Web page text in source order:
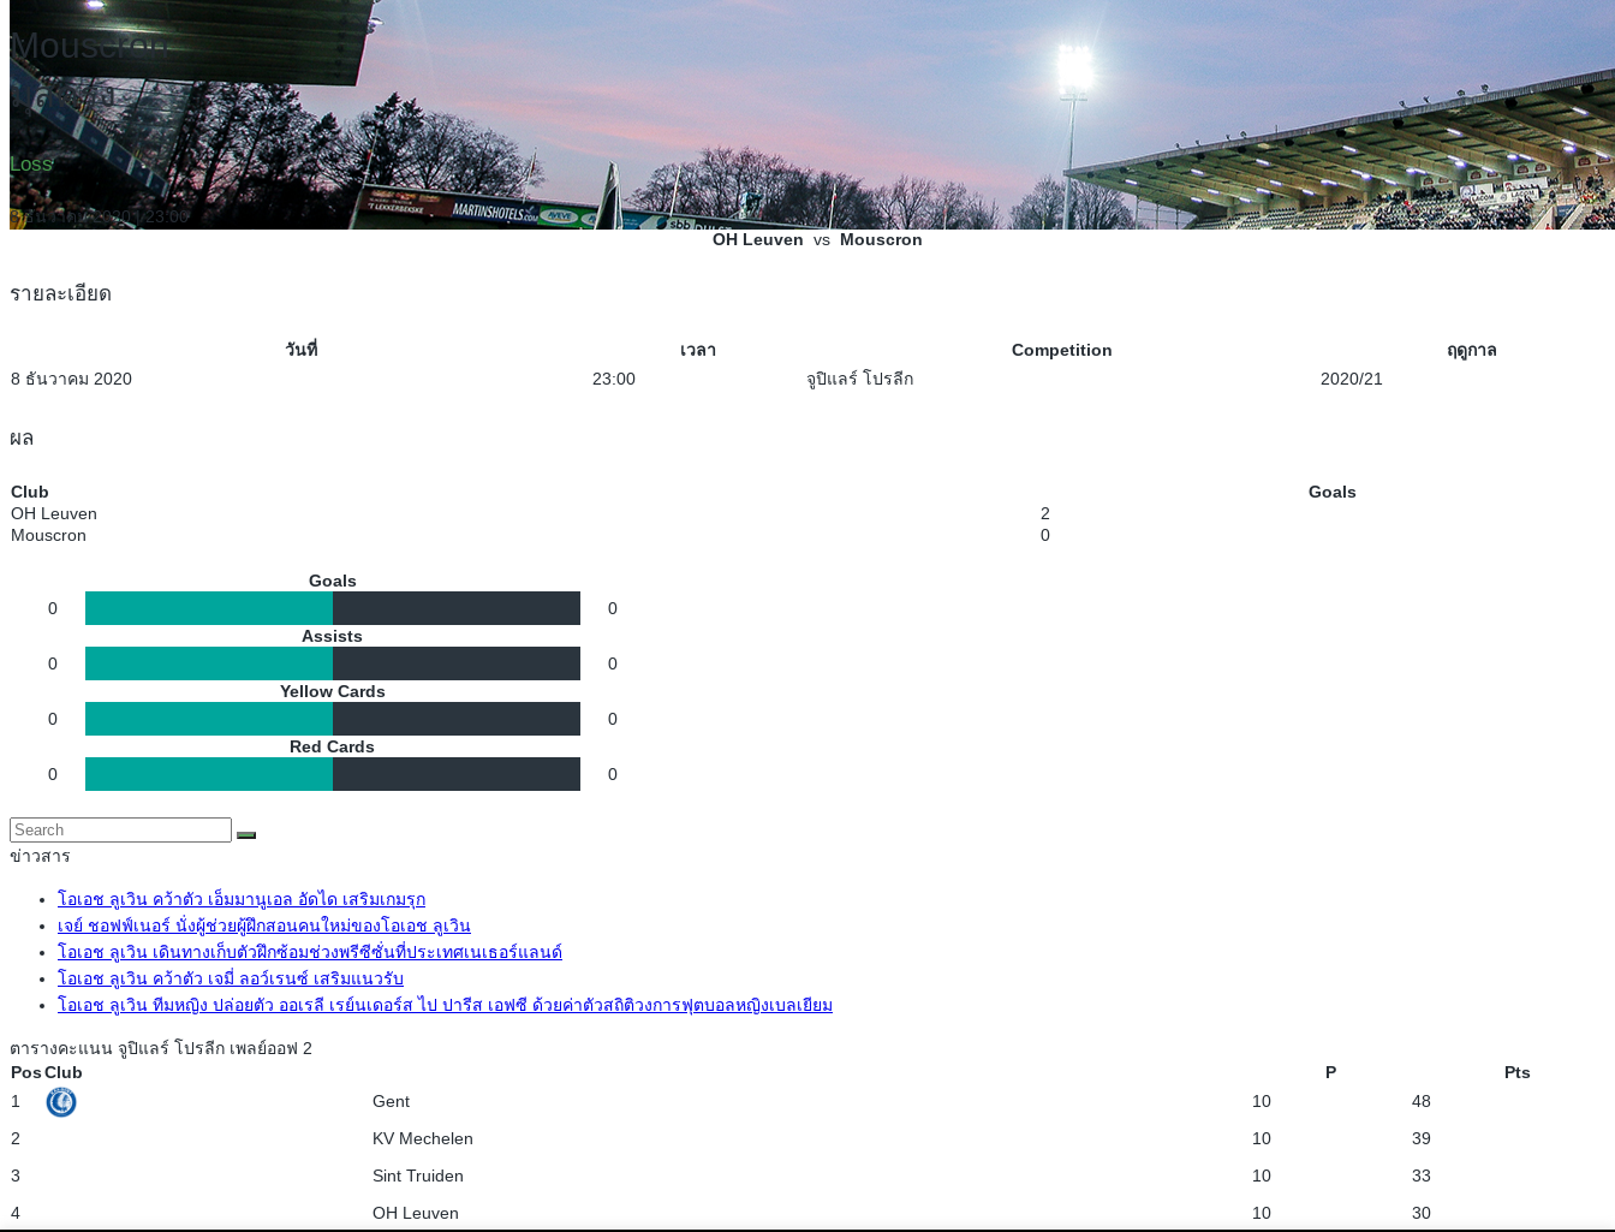
Mouscron
มุสครง
Loss
8 ธันวาคม 2020 | 23:00
OH Leuven vs Mouscron
รายละเอียด
วันที่ เวลา Competition
ฤดูกาล
8 ธันวาคม 2020
23:00 จูปิแลร์ โปรลีก 2020/21
ผล
Club
Goals
OH Leuven
2
Mouscron
0
Goals
0
0
Assists
0
0
Yellow Cards
0
0
Red Cards
0
0
ข่าวสาร
โอเอช ลูเวิน คว้าตัว เอ็มมานูเอล อัดได เสริมเกมรุก
เจย์ ชอฟฟ์เนอร์ นั่งผู้ช่วยผู้ฝึกสอนคนใหม่ของโอเอช ลูเวิน
โอเอช ลูเวิน เดินทางเก็บตัวฝึกซ้อมช่วงพรีซีซั่นที่ประเทศเนเธอร์แลนด์
โอเอช ลูเวิน คว้าตัว เจมี่ ลอว์เรนซ์ เสริมแนวรับ
โอเอช ลูเวิน ทีมหญิง ปล่อยตัว ออเรลี เรย์นเดอร์ส ไป ปารีส เอฟซี ด้วยค่าตัวสถิติวงการฟุตบอลหญิงเบลเยียม
ตารางคะแนน จูปิแลร์ โปรลีก เพลย์ออฟ 2
PosClub P
Pts
1
Gent 10
48
2
KV Mechelen 10
39
3
Sint Truiden 10
33
4
OH Leuven 10 30